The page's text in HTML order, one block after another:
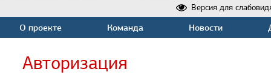
Версия для
О проекте Команда Новости
Авторизация